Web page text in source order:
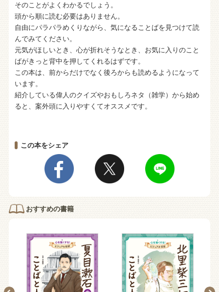
そのことがよくわかるでしょう。
頭から順に読む必要はありません。
自由にパラパラめくりながら、気になることばを見つけて読
んでみてください。
元気がほしいとき、心が折れそうなとき、お気に入りのこと
ばがきっと背中を押してくれるはずです。
この本は、前からだけでなく後ろからも読めるようになって
います。
紹介している偉人のクイズやおもしろネタ（雑学）から始め
ると、案外頭に入りやすくてオススメです。
この本をシェア
おすすめの書籍